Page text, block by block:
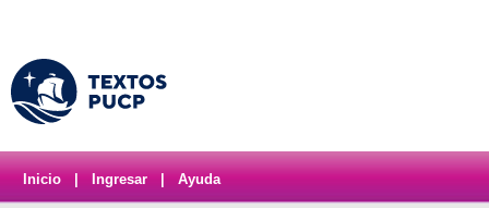
Inicio Ingresar Ayuda